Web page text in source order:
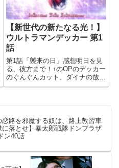
【新世代の新たなる光！】
ウルトラマンデッカー 第1
話
第1話「襲来の日」感想明日を見
る、彼方まで！↑のOPのデッカー
のぐんぐんカット、ダイナの放送
初期のフルCGぐんぐんカットの
マンデッカー」の放送が始ま...
恋路を邪魔する奴は、路上教習車
に落とせ】暴太郎戦隊ドンブラザ
ン40話